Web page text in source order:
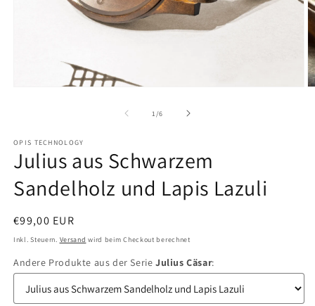
1 /von
6
OPIS TECHNOLOGY
Julius aus Schwarzem
Sandelholz und Lapis Lazuli
Normaler
Preis
€99,00 EUR
Inkl. Steuern. Versand wird beim Checkout berechnet
Andere Produkte aus der Serie Julius Cäsar: